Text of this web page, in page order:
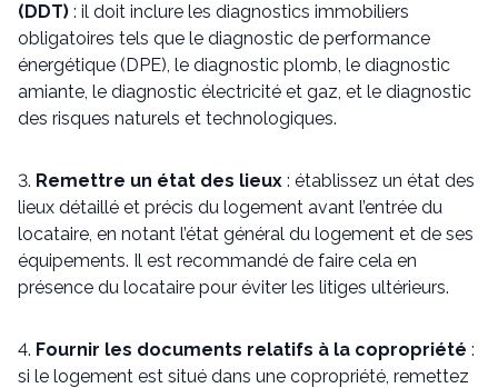
(DDT) : il doit inclure les diagnostics immobiliers
obligatoires tels que le diagnostic de performance
énergétique (DPE), le diagnostic plomb, le diagnostic
amiante, le diagnostic électricité et gaz, et le diagnostic
des risques naturels et technologiques.
3. Remettre un état des lieux : établissez un état des
lieux détaillé et précis du logement avant l’entrée du
locataire, en notant l’état général du logement et de ses
équipements. Il est recommandé de faire cela en
présence du locataire pour éviter les litiges ultérieurs.
4. Fournir les documents relatifs à la copropriété :
si le logement est situé dans une copropriété, remettez